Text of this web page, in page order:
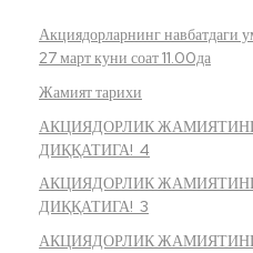
Акциядорларнинг
27 март куни соат 11.00да
Жамият тарихи
АКЦИЯДОРЛИК
ДИҚҚАТИГА! 4
АКЦИЯДОРЛИК
ДИҚҚАТИГА! 3
АКЦИЯДОРЛИК